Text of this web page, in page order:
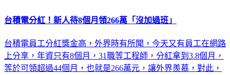
台積電分紅！新人待8個月領266萬「沒加過班」
台積電員工分紅獎金高，外界時有所聞，今天又有員工在網路
上分享，年資只有8個月，31職等工程師，分紅拿到3.8個月，
等於可領超過44個月，也就是266萬元，讓外界羨慕，對此，